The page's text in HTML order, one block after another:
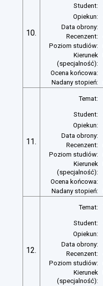
10.
Student:
Opiekun:
Data obrony:
Recenzent:
Poziom studiów:
Kierunek
(specjalność):
Ocena końcowa:
Nadany stopień:
11.
Temat:
Student:
Opiekun:
Data obrony:
Recenzent:
Poziom studiów:
Kierunek
(specjalność):
Ocena końcowa:
Nadany stopień:
12.
Temat:
Student:
Opiekun:
Data obrony:
Recenzent:
Poziom studiów:
Kierunek
(specjalność):